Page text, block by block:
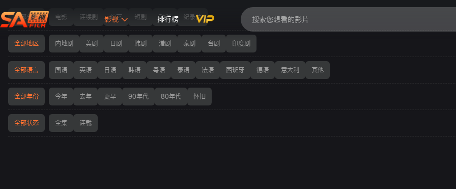
影视 排行榜
全部分类 电影 连续剧 综艺 短剧 动漫 纪录片
全部地区 内地剧 美剧 日剧 韩剧 港剧 泰剧 台剧 印度剧
全部语言 国语 英语 日语 韩语 粤语 泰语 法语 西班牙 德语 意大利 其他
全部年份 今年 去年 更早 90年代 80年代 怀旧
全部状态 全集 连载